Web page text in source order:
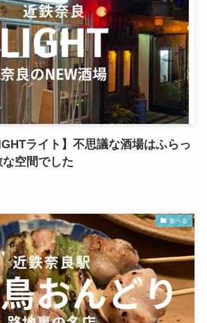
ライト】不思議な酒場はふらっ
空間でした
食べる